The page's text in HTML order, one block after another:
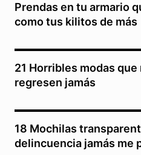
Prendas en tu armario
como tus kilitos de más
21 Horribles modas
regresen jamás
18 Mochilas
delincuencia jamás me